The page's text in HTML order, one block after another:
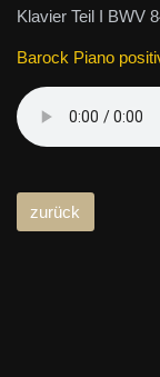
Klavier Teil I BWV
Barock Piano